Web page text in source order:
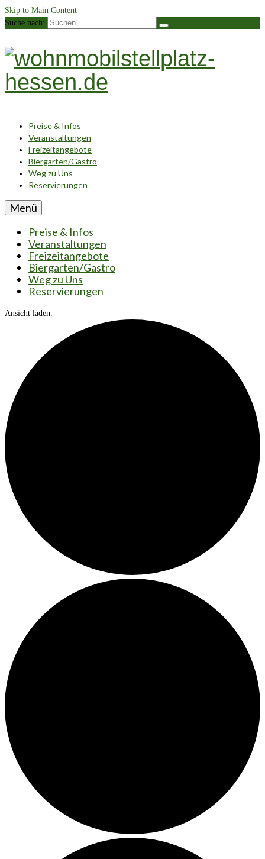
Skip to Main Content
Suche nach:
Preise & Infos
Veranstaltungen
Freizeitangebote
Biergarten/Gastro
Weg zu Uns
Reservierungen
Menü
Preise & Infos
Veranstaltungen
Freizeitangebote
Biergarten/Gastro
Weg zu Uns
Reservierungen
Ansicht laden.